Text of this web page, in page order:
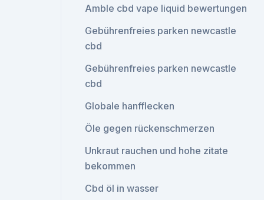
Amble cbd vape liquid bewertungen
Gebührenfreies parken newcastle
cbd
Gebührenfreies parken newcastle
cbd
Globale hanfflecken
Öle gegen rückenschmerzen
Unkraut rauchen und hohe zitate
bekommen
Cbd öl in wasser